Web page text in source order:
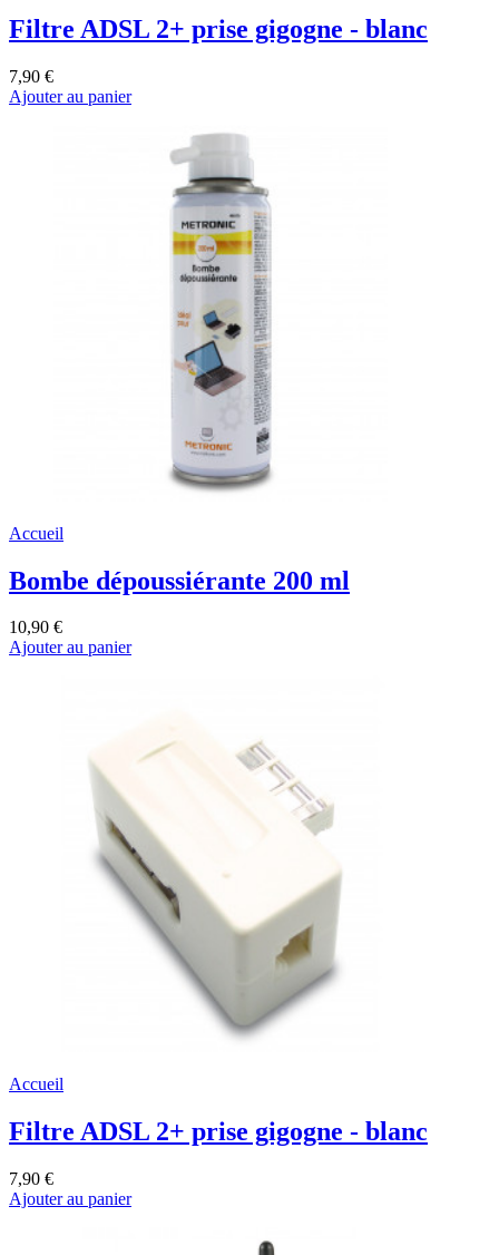
Filtre ADSL 2+ prise gigogne - blanc
7,90 €
Ajouter au panier
Accueil
Bombe dépoussiérante 200 ml
10,90 €
Ajouter au panier
Accueil
Filtre ADSL 2+ prise gigogne - blanc
7,90 €
Ajouter au panier